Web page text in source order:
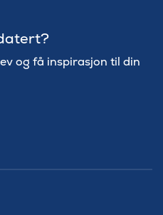
og få inspirasjon til din